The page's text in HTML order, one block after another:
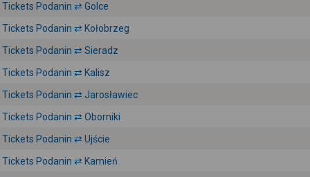
Tickets Podanin ⇄ Golce
Tickets Podanin ⇄ Kołobrzeg
Tickets Podanin ⇄ Sieradz
Tickets Podanin ⇄ Kalisz
Tickets Podanin ⇄ Jarosławiec
Tickets Podanin ⇄ Oborniki
Tickets Podanin ⇄ Ujście
Tickets Podanin ⇄ Kamień